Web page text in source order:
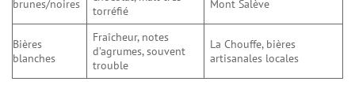
brunes/noires
torréfié
Mont Salève
Bières
blanches
Fraîcheur, notes
d’agrumes, souvent
trouble
La Chouffe, bières
artisanales locales